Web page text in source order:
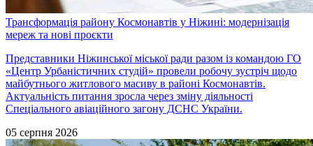
Трансформація району Космонавтів у Ніжині: модернізація
мереж та нові проєкти
Представники Ніжинської міської ради разом із командою ГО
«Центр Урбаністичних студій» провели робочу зустріч щодо
майбутнього житлового масиву в районі Космонавтів.
Актуальність питання зросла через зміну діяльності
Спеціального авіаційного загону ДСНС України.
05 серпня 2026